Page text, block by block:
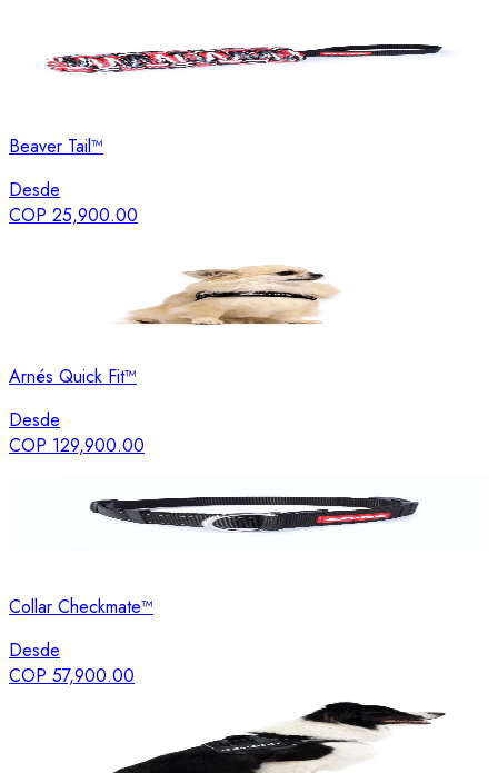
Beaver Tail™
Desde
COP 25,900.00
Arnés Quick Fit™
Desde
COP 129,900.00
Collar Checkmate™
Desde
COP 57,900.00